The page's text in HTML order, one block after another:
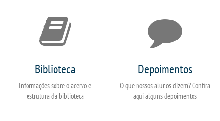
Biblioteca
Informações sobre o acervo e
estrutura da biblioteca
Depoimentos
O que nossos alunos dizem? Confira
aqui alguns depoimentos